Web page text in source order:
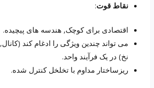
نقاط قوت:
اقتصادی برای کوچک, هندسه های پیچیده.
می تواند چندین ویژگی را ادغام کند (کانال,
نخ) در یک فرآیند واحد.
ریزساختار مداوم با تخلخل کنترل شده.